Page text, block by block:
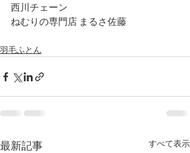
西川チェーン
ねむりの専門店 まるさ佐藤
羽毛ふとん
最新記事 すべて表示